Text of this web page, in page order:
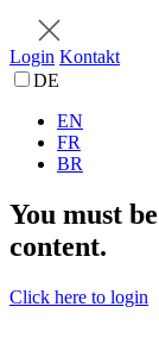
Login Kontakt
DE
EN
FR
BR
You must
content.
Click here to login